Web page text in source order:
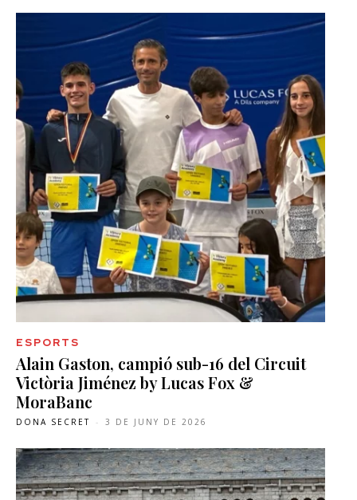
ESPORTS
Alain Gaston, campió sub-16 del Circuit
Victòria Jiménez by Lucas Fox &
MoraBanc
DONA SECRET - 3 DE JUNY DE 2026